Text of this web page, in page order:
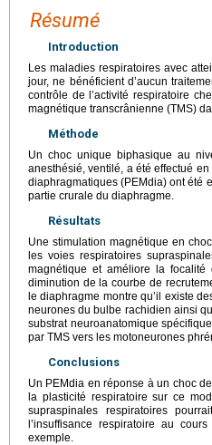
Résumé
Introduction
Les maladies respiratoires avec
jour, ne bénéficient d’aucun
contrôle de l’activité respiratoire
magnétique transcrânienne (TMS)
Méthode
Un choc unique biphasique au
anesthésié, ventilé, a été effectué
diaphragmatiques (PEMdia) ont été
partie crurale du diaphragme.
Résultats
Une stimulation magnétique en
les voies respiratoires
magnétique et améliore la
diminution de la courbe de
le diaphragme montre qu’il existe
neurones du bulbe rachidien ainsi
substrat neuroanatomique
par TMS vers les motoneurones
Conclusions
Un PEMdia en réponse à un choc
la plasticité respiratoire sur ce
supraspinales respiratoires
l’insuffisance respiratoire au
exemple.